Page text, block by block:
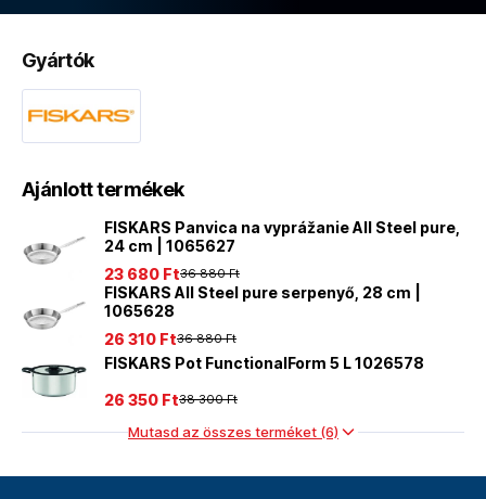
Gyártók
Ajánlott termékek
FISKARS Panvica na vyprážanie All Steel pure,
24 cm | 1065627
36 880 Ft
23 680 Ft
FISKARS All Steel pure serpenyő, 28 cm |
1065628
36 880 Ft
26 310 Ft
FISKARS Pot FunctionalForm 5 L 1026578
38 300 Ft
26 350 Ft
Mutasd az összes terméket (6)